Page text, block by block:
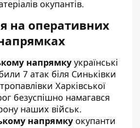
окупантів.
на оперативних
напрямку українські
7 атак біля Синьківки
Харківської
безуспішно намагався
наших військ.
напрямку окупанти